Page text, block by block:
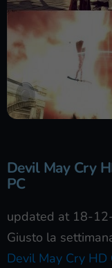
Devil May Cry
PC
updated at 18-
Giusto la
Devil May Cry HD